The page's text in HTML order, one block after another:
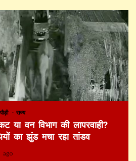
पौड़ी राज्य
वन विभाग की लापरवाही?
का झुंड मचा रहा तांडव
ago